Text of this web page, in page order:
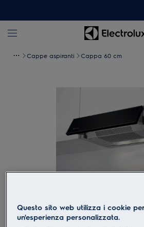
Cappe aspiranti Cappa 60 cm
Questo sito web utilizza i cookie
un'esperienza personalizzata.